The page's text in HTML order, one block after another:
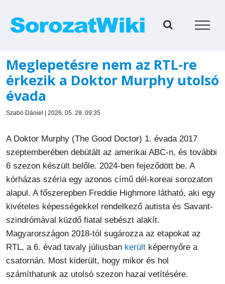
Meglepetésre nem az RTL-re
érkezik a Doktor Murphy utolsó
évada
Szabó Dániel | 2026. 05. 28. 09:35
A Doktor Murphy (The Good Doctor) 1. évada 2017
szeptemberében debütált az amerikai ABC-n, és további
6 szezon készült belőle. 2024-ben fejeződött be. A
kórházas széria egy azonos című dél-koreai sorozaton
alapul. A főszerepben Freddie Highmore látható, aki egy
kivételes képességekkel rendelkező autista és Savant-
szindrómával küzdő fiatal sebészt alakít.
Magyarországon 2018-tól sugározza az etapokat az
RTL, a 6. évad tavaly júliusban került képernyőre a
csatornán. Most kiderült, hogy mikor és hol
számíthatunk az utolsó szezon hazai vetítésére.